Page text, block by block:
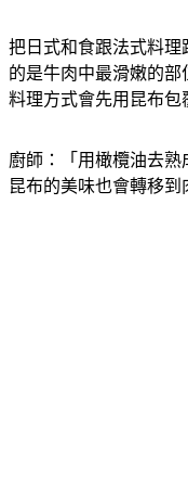
的是牛肉中最滑嫩的
料理方式會先用昆布
昆布的美味也會轉移到